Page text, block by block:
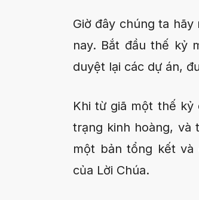
Giờ đây chúng ta
nay. Bắt đầu thế kỷ
duyệt lại các dự án,
Khi từ giã một thế kỷ
trạng kinh hoàng, và
một bản tổng kết và
của Lời Chúa.